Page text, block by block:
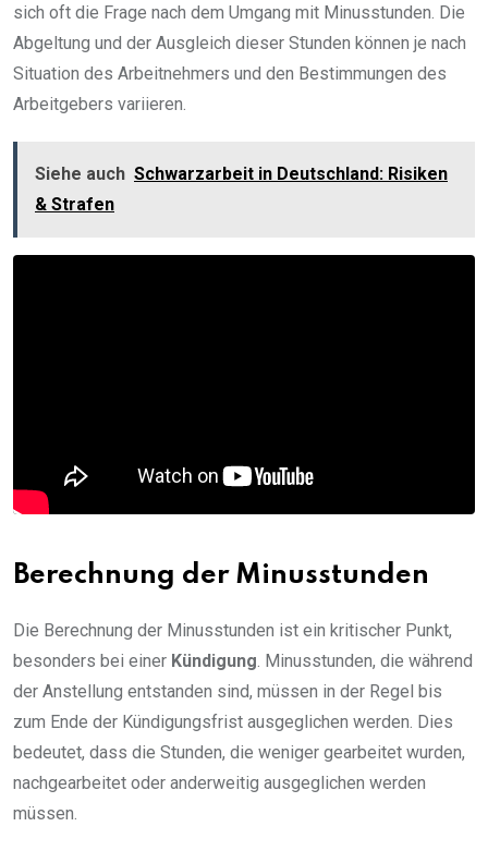
sich oft die Frage nach dem Umgang mit Minusstunden. Die
Abgeltung und der Ausgleich dieser Stunden können je nach
Situation des Arbeitnehmers und den Bestimmungen des
Arbeitgebers variieren.
Siehe auch Schwarzarbeit in Deutschland: Risiken
& Strafen
Berechnung der Minusstunden
Die Berechnung der Minusstunden ist ein kritischer Punkt,
besonders bei einer Kündigung. Minusstunden, die während
der Anstellung entstanden sind, müssen in der Regel bis
zum Ende der Kündigungsfrist ausgeglichen werden. Dies
bedeutet, dass die Stunden, die weniger gearbeitet wurden,
nachgearbeitet oder anderweitig ausgeglichen werden
müssen.